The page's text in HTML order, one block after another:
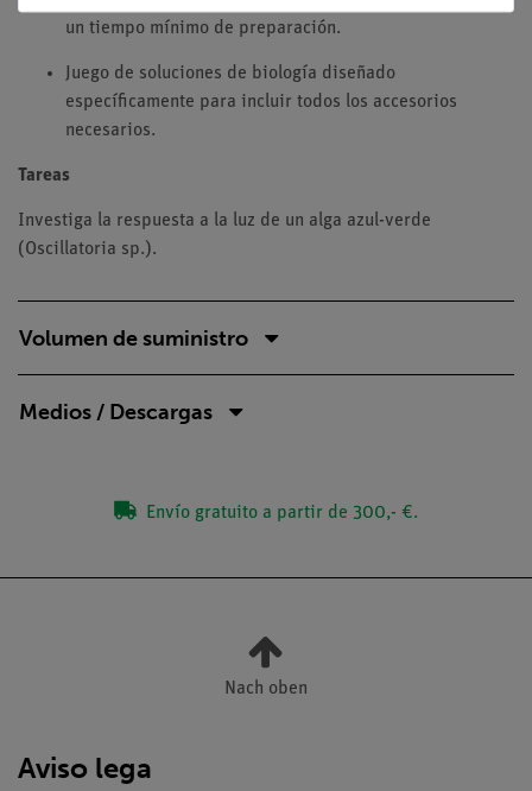
un tiempo mínimo de preparación.
Juego de soluciones de biología diseñado
específicamente para incluir todos los accesorios
necesarios.
Tareas
Investiga la respuesta a la luz de un alga azul-verde
(Oscillatoria sp.).
Volumen de suministro
Medios / Descargas
Envío gratuito a partir de 300,- €.
Nach oben
Aviso lega